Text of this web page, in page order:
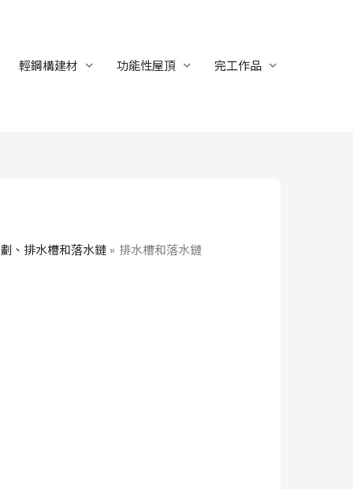
輕鋼構建材 功能性屋頂 完工作品
、排水槽和落水鏈 排水槽和落水鏈